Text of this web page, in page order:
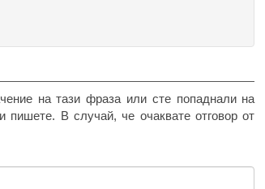
на тази фраза или сте попаднали на
пишете. В случай, че очаквате отговор от